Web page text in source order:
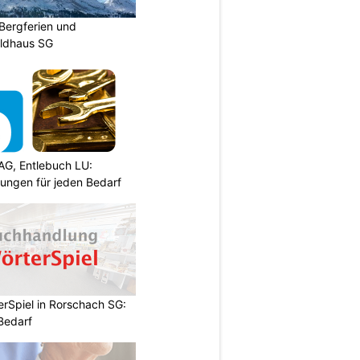
und
SG
Entlebuch LU:
für jeden Bedarf
in Rorschach SG: